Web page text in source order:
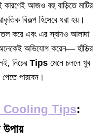
আজও বহু বাড়িতে মাটির
বিকল্প হিসেবে ধরা হয়।
করে এবং এর স্বাদও আলাদা
অভিযোগ করেন— হাঁড়ির
নিচেরTips মেনে চললে খুব
পারবেন।
Cooling Tips:
উপায়